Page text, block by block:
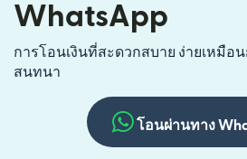
WhatsApp
การโอนเงินที่สะดวกสบาย ง่ายเหมือ
สนทนา
โอนผ่านทาง